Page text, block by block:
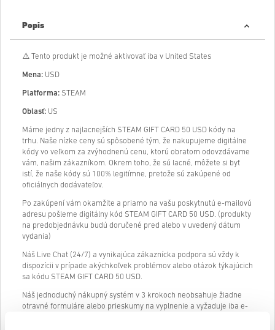
Popis
⚠️ Tento produkt je možné aktivovať iba v United States
Mena: USD
Platforma: STEAM
Oblasť: US
Máme jedny z najlacnejších STEAM GIFT CARD 50 USD kódy na
trhu. Naše nízke ceny sú spôsobené tým, že nakupujeme digitálne
kódy vo veľkom za zvýhodnenú cenu, ktorú obratom odovzdávame
vám, našim zákazníkom. Okrem toho, že sú lacné, môžete si byť
istí, že naše kódy sú 100% legitímne, pretože sú zakúpené od
oficiálnych dodávateľov.
Po zakúpení vám okamžite a priamo na vašu poskytnutú e-mailovú
adresu pošleme digitálny kód STEAM GIFT CARD 50 USD. (produkty
na predobjednávku budú doručené pred alebo v uvedený dátum
vydania)
Náš Live Chat (24/7) a vynikajúca zákaznícka podpora sú vždy k
dispozícii v prípade akýchkoľvek problémov alebo otázok týkajúcich
sa kódu STEAM GIFT CARD 50 USD.
Náš jednoduchý nákupný systém v 3 krokoch neobsahuje žiadne
otravné formuláre alebo prieskumy na vyplnenie a vyžaduje iba e-
nákupu STEAM GIFT CARD 50 USD z livecards.net rýchly a